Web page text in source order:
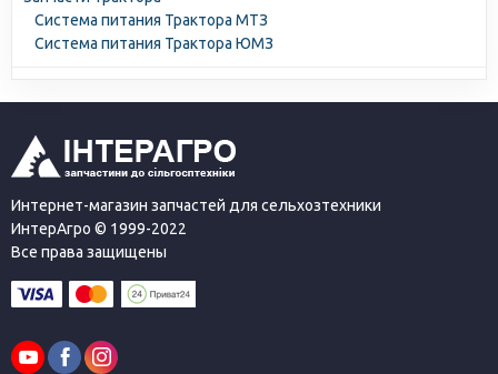
Система питания Трактора МТЗ
Система питания Трактора ЮМЗ
Интернет-магазин запчастей для сельхозтехники
ИнтерАгро © 1999-2022
Все права защищены